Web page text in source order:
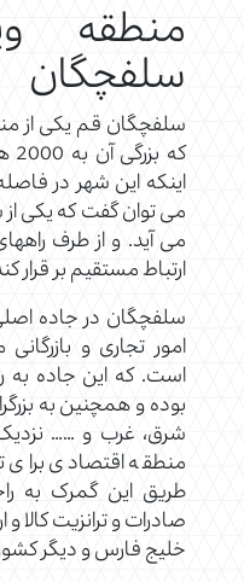
منطقه
سلفچگان
سلفچگان قم یکی از
می توان گفت که یکی
ارتباط مستقیم بر قرار
سلفچگان در جاده
امور تجاری و
است. که این جاده به
بوده و همچنین به
شرق، غرب و ……
منطقه اقتصادی برای
طریق این گمرک به
صادرات و ترانزیت کالا و
خلیج فارس و دیگر